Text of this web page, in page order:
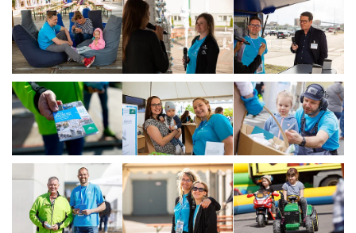
Show larger versionShow larger versionShow larger
Show larger versionShow larger versionShow larger
Show larger versionShow larger versionShow larger